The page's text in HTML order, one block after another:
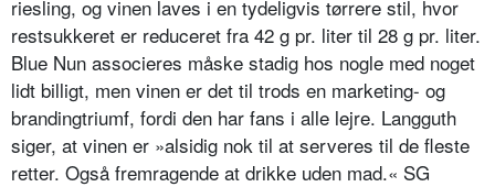
riesling, og vinen laves i en tydeligvis tør­rere stil, hvor
restsukkeret er reduceret fra 42 g pr. liter til 28 g pr. liter.
Blue Nun associeres måske stadig hos nogle med noget
lidt billigt, men vinen er det til trods en marketing- og
brandingtriumf, fordi den har fans i alle lejre. Langguth
siger, at vinen er »alsidig nok til at serveres til de fleste
retter. Også fremragende at drikke uden mad.« SG